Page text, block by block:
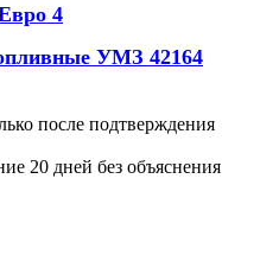
4
УМЗ 42164
после подтверждения
20 дней без объяснения